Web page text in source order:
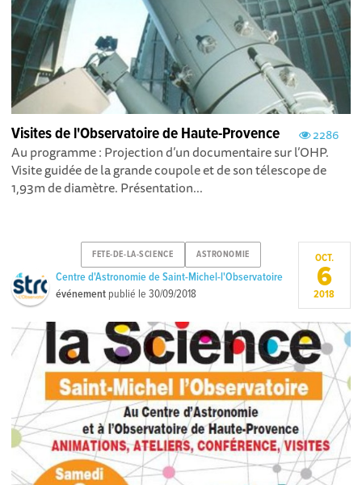
2286
Visites de l'Observatoire de Haute-Provence
Au programme : Projection d’un documentaire sur l’OHP.
Visite guidée de la grande coupole et de son télescope de
1,93m de diamètre. Présentation...
FETE-DE-LA-SCIENCE ASTRONOMIE
Centre d'Astronomie de Saint-Michel-l'Observatoire
événement publié le30/09/2018
OCT.
6
2018